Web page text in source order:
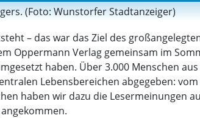
(Foto: Wunstorfer Stadtanzeiger)
– das war das Ziel des
Oppermann Verlag gemeinsam im
haben. Über 3.000 Menschen
Lebensbereichen abgegeben:
haben wir dazu die Lesermeinungen